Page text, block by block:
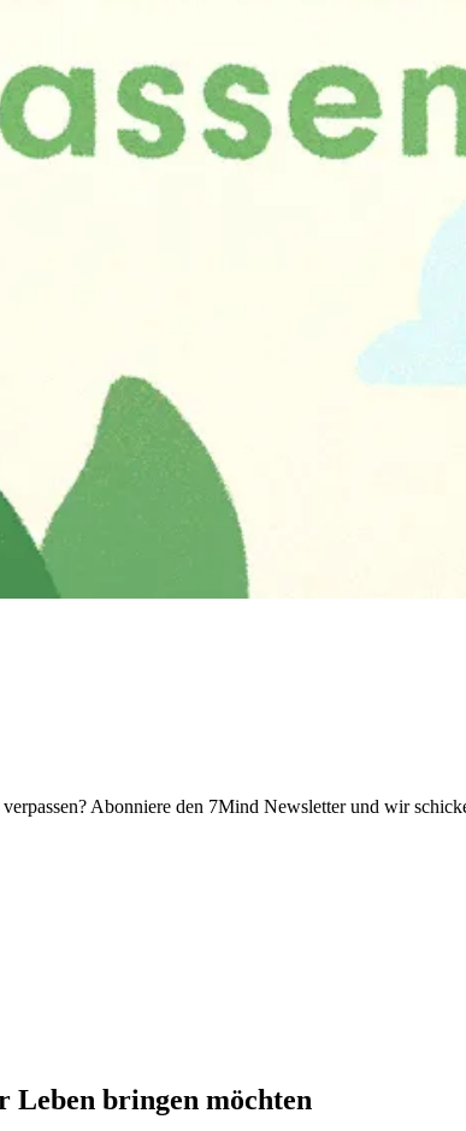
Abon­niere den 7Mind News­let­ter und wir
Leben brin­gen möch­ten